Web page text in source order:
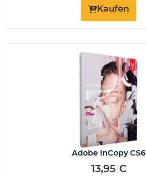
Kaufen
Adobe InCopy CS6
13,95 €